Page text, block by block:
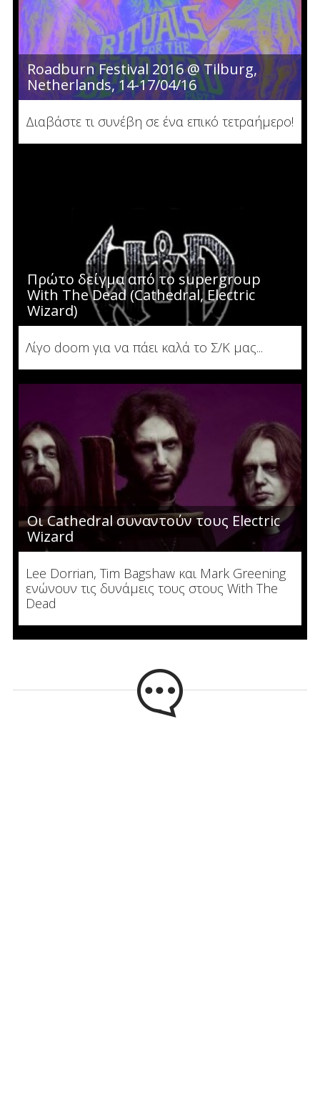
Roadburn Festival 2016 @ Tilburg,
Netherlands, 14-17/04/16
Διαβάστε τι συνέβη σε ένα επικό τετραήμερο!
Πρώτο δείγμα από το supergroup
With The Dead (Cathedral, Electric
Wizard)
Λίγο doom για να πάει καλά το Σ/Κ μας...
Οι Cathedral συναντούν τους Electric
Wizard
Lee Dorrian, Tim Bagshaw και Mark Greening
ενώνουν τις δυνάμεις τους στους With The
Dead